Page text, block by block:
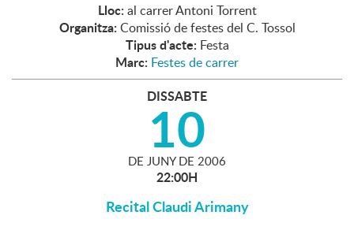
Lloc: al carrer Antoni Torrent
Organitza: Comissió de festes del C. Tossol
Tipus d'acte: Festa
Marc: Festes de carrer
DISSABTE
10
DE JUNY DE 2006
22:00H
Recital Claudi Arimany